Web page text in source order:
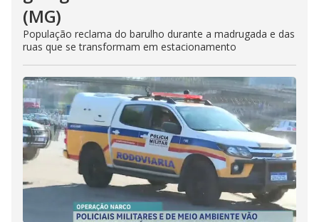
(MG)
População reclama do barulho durante a madrugada e das
ruas que se transformam em estacionamento